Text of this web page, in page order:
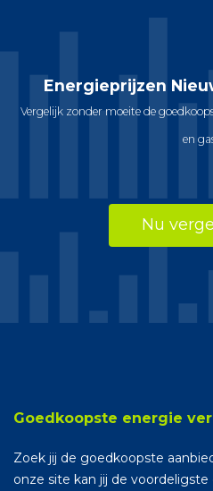
Energieprijzen
Vergelijk zonder moeite de
en
Nu
Goedkoopste energie
Zoek jij de goedkoopste
onze site kan jij de